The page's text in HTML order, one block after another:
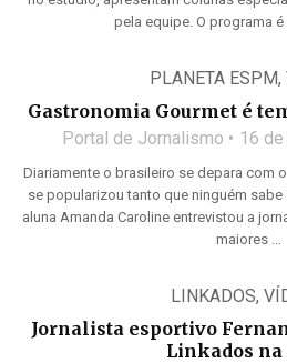
pela equipe. O programa é
PLANETA ESPM,
Gastronomia Gourmet é
Portal de Jornalismo 16
Diariamente o brasileiro se depara com
se popularizou tanto que ninguém
aluna Amanda Caroline entrevistou a
maiores ...
LINKADOS,
Jornalista esportivo
Linkados na